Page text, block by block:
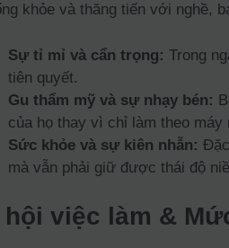
khỏe và thăng tiến với nghề,
Sự tỉ mỉ và cẩn trọng: Trong
tiên quyết.
Gu thẩm mỹ và sự nhạy bén:
của họ thay vì chỉ làm theo máy
Sức khỏe và sự kiên nhẫn:
mà vẫn phải giữ được thái độ
hội việc làm &